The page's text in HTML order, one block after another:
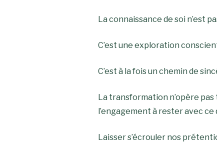
La connaissance de soi n’est
C’est une exploration
C’est à la fois un chemin de
La transformation n’opère pas
l’engagement à rester avec
Laisser s’écrouler nos